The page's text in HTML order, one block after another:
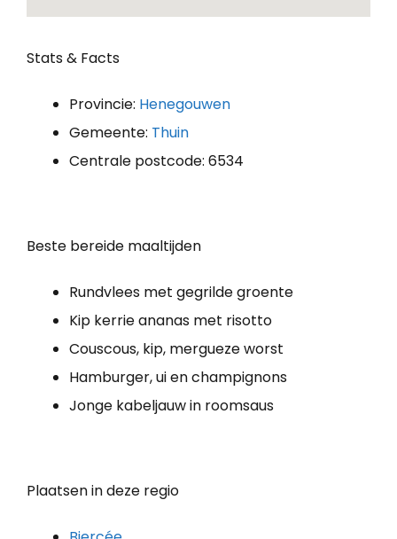
Stats & Facts
Provincie: Henegouwen
Gemeente: Thuin
Centrale postcode: 6534
Beste bereide maaltijden
Rundvlees met gegrilde groente
Kip kerrie ananas met risotto
Couscous, kip, mergueze worst
Hamburger, ui en champignons
Jonge kabeljauw in roomsaus
Plaatsen in deze regio